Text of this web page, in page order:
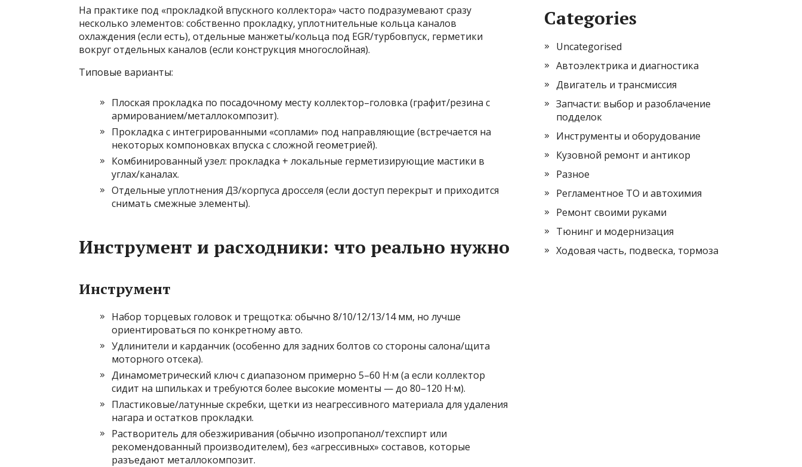
На практике под «прокладкой впускного коллектора» часто подразумевают сразу
несколько элементов: собственно прокладку, уплотнительные кольца каналов
охлаждения (если есть), отдельные манжеты/кольца под EGR/турбовпуск, герметики
вокруг отдельных каналов (если конструкция многослойная).
Типовые варианты:
Плоская прокладка по посадочному месту коллектор–головка (графит/резина с
армированием/металлокомпозит).
Прокладка с интегрированными «соплами» под направляющие (встречается на
некоторых компоновках впуска с сложной геометрией).
Комбинированный узел: прокладка + локальные герметизирующие мастики в
углах/каналах.
Отдельные уплотнения ДЗ/корпуса дросселя (если доступ перекрыт и приходится
снимать смежные элементы).
Инструмент и расходники: что реально нужно
Инструмент
Набор торцевых головок и трещотка: обычно 8/10/12/13/14 мм, но лучше
ориентироваться по конкретному авто.
Удлинители и карданчик (особенно для задних болтов со стороны салона/щита
моторного отсека).
Динамометрический ключ с диапазоном примерно 5–60 Н·м (а если коллектор
сидит на шпильках и требуются более высокие моменты — до 80–120 Н·м).
Пластиковые/латунные скребки, щетки из неагрессивного материала для удаления
нагара и остатков прокладки.
Растворитель для обезжиривания (обычно изопропанол/техспирт или
рекомендованный производителем), без «агрессивных» составов, которые
разъедают металлокомпозит.
Categories
Uncategorised
Автоэлектрика и диагностика
Двигатель и трансмиссия
Запчасти: выбор и разоблачение
подделок
Инструменты и оборудование
Кузовной ремонт и антикор
Разное
Регламентное ТО и автохимия
Ремонт своими руками
Тюнинг и модернизация
Ходовая часть, подвеска, тормоза